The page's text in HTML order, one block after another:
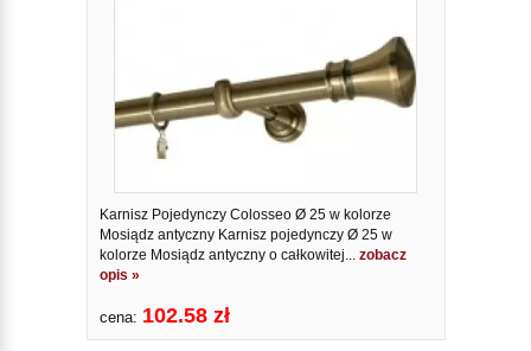
Karnisz Pojedynczy Colosseo Ø 25 w kolorze
Mosiądz antyczny Karnisz pojedynczy Ø 25 w
kolorze Mosiądz antyczny o całkowitej... zobacz
opis »
cena: 102.58 zł